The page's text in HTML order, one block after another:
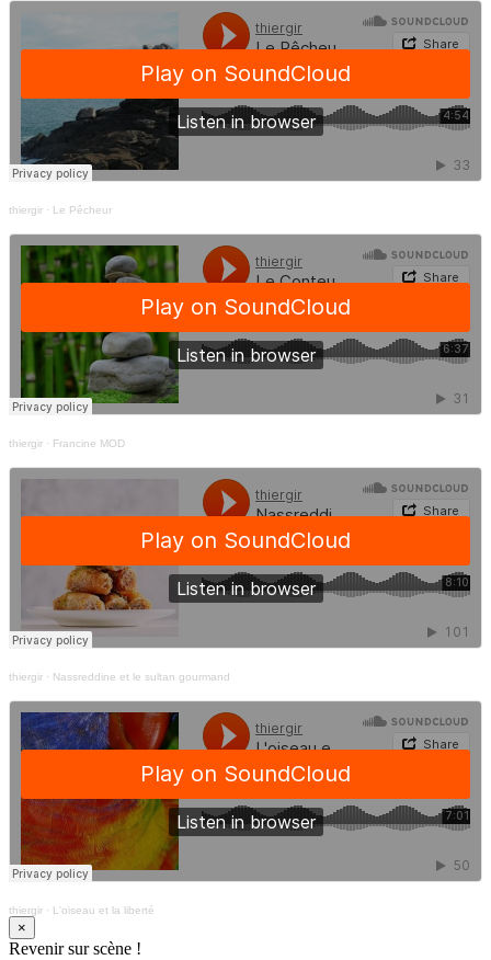
thiergir · Le Pêcheur
thiergir · Francine MOD
thiergir · Nassreddine et le sultan gourmand
thiergir · L'oiseau et la liberté
×
Revenir sur scène !